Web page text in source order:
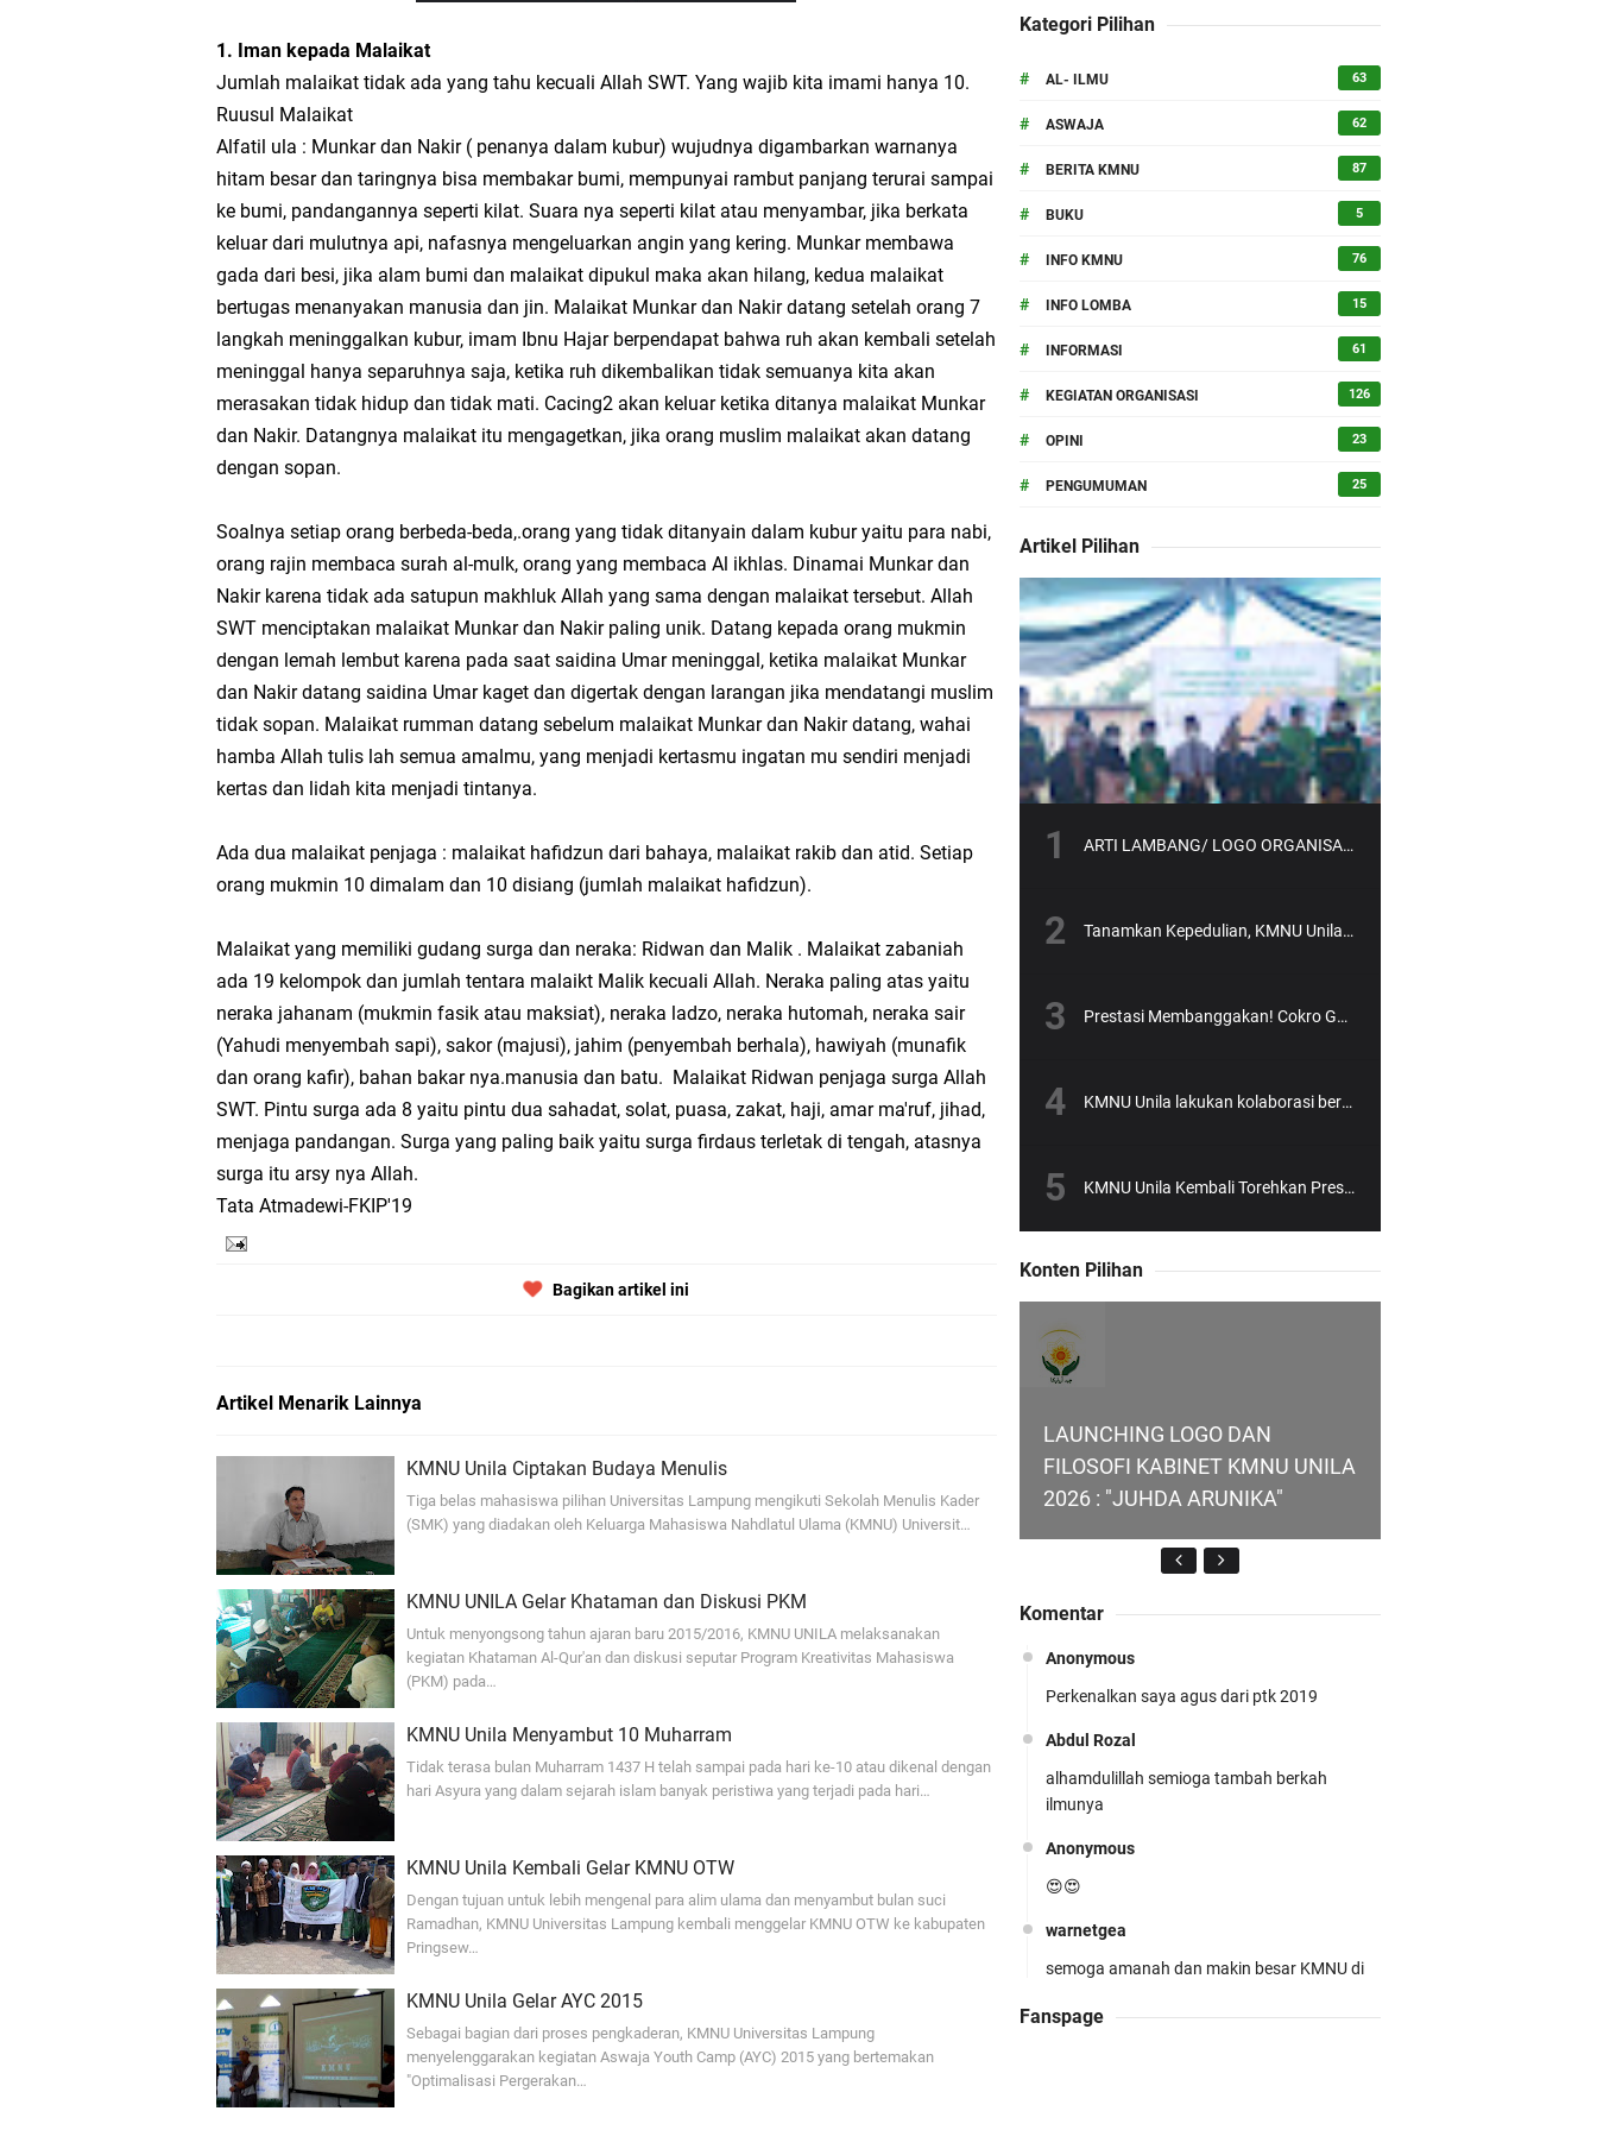
Pesan Abah Kiai Aziz Al-Aziziyah: Dekat dengan Ulama Kunci Utama Meraih Berkah Ilmu
Jaga Keimanan dan Keistiqomahan, Ini Pesan Gus Yahya untuk Mahasiswa
KMNU Unila Kembali Torehkan Prestasi di PMW !!
1. Iman kepada Malaikat
Jumlah malaikat tidak ada yang tahu kecuali Allah SWT. Yang wajib kita imami hanya 10.
Ruusul Malaikat
Alfatil ula : Munkar dan Nakir ( penanya dalam kubur) wujudnya digambarkan warnanya
hitam besar dan taringnya bisa membakar bumi, mempunyai rambut panjang terurai sampai
ke bumi, pandangannya seperti kilat. Suara nya seperti kilat atau menyambar, jika berkata
keluar dari mulutnya api, nafasnya mengeluarkan angin yang kering. Munkar membawa
gada dari besi, jika alam bumi dan malaikat dipukul maka akan hilang, kedua malaikat
bertugas menanyakan manusia dan jin. Malaikat Munkar dan Nakir datang setelah orang 7
langkah meninggalkan kubur, imam Ibnu Hajar berpendapat bahwa ruh akan kembali setelah
meninggal hanya separuhnya saja, ketika ruh dikembalikan tidak semuanya kita akan
merasakan tidak hidup dan tidak mati. Cacing2 akan keluar ketika ditanya malaikat Munkar
dan Nakir. Datangnya malaikat itu mengagetkan, jika orang muslim malaikat akan datang
dengan sopan.
Soalnya setiap orang berbeda-beda,.orang yang tidak ditanyain dalam kubur yaitu para nabi,
orang rajin membaca surah al-mulk, orang yang membaca Al ikhlas. Dinamai Munkar dan
Nakir karena tidak ada satupun makhluk Allah yang sama dengan malaikat tersebut. Allah
SWT menciptakan malaikat Munkar dan Nakir paling unik. Datang kepada orang mukmin
dengan lemah lembut karena pada saat saidina Umar meninggal, ketika malaikat Munkar
dan Nakir datang saidina Umar kaget dan digertak dengan larangan jika mendatangi muslim
tidak sopan. Malaikat rumman datang sebelum malaikat Munkar dan Nakir datang, wahai
hamba Allah tulis lah semua amalmu, yang menjadi kertasmu ingatan mu sendiri menjadi
kertas dan lidah kita menjadi tintanya.
Ada dua malaikat penjaga : malaikat hafidzun dari bahaya, malaikat rakib dan atid. Setiap
orang mukmin 10 dimalam dan 10 disiang (jumlah malaikat hafidzun).
Malaikat yang memiliki gudang surga dan neraka: Ridwan dan Malik . Malaikat zabaniah
ada 19 kelompok dan jumlah tentara malaikt Malik kecuali Allah. Neraka paling atas yaitu
neraka jahanam (mukmin fasik atau maksiat), neraka ladzo, neraka hutomah, neraka sair
(Yahudi menyembah sapi), sakor (majusi), jahim (penyembah berhala), hawiyah (munafik
dan orang kafir), bahan bakar nya.manusia dan batu. Malaikat Ridwan penjaga surga Allah
SWT. Pintu surga ada 8 yaitu pintu dua sahadat, solat, puasa, zakat, haji, amar ma'ruf, jihad,
menjaga pandangan. Surga yang paling baik yaitu surga firdaus terletak di tengah, atasnya
surga itu arsy nya Allah.
Tata Atmadewi-FKIP'19
Bagikan artikel ini
Artikel Menarik Lainnya
KMNU Unila Ciptakan Budaya Menulis
Tiga belas mahasiswa pilihan Universitas Lampung mengikuti Sekolah Menulis Kader
(SMK) yang diadakan oleh Keluarga Mahasiswa Nahdlatul Ulama (KMNU) Universit…
KMNU UNILA Gelar Khataman dan Diskusi PKM
Untuk menyongsong tahun ajaran baru 2015/2016, KMNU UNILA melaksanakan
kegiatan Khataman Al-Qur'an dan diskusi seputar Program Kreativitas Mahasiswa
(PKM) pada…
KMNU Unila Menyambut 10 Muharram
Tidak terasa bulan Muharram 1437 H telah sampai pada hari ke-10 atau dikenal dengan
hari Asyura yang dalam sejarah islam banyak peristiwa yang terjadi pada hari…
KMNU Unila Kembali Gelar KMNU OTW
Dengan tujuan untuk lebih mengenal para alim ulama dan menyambut bulan suci
Ramadhan, KMNU Universitas Lampung kembali menggelar KMNU OTW ke kabupaten
Pringsew…
KMNU Unila Gelar AYC 2015
Sebagai bagian dari proses pengkaderan, KMNU Universitas Lampung
menyelenggarakan kegiatan Aswaja Youth Camp (AYC) 2015 yang bertemakan
"Optimalisasi Pergerakan…
Kategori Pilihan
# AL- ILMU 63
# ASWAJA 62
# BERITA KMNU 87
# BUKU 5
# INFO KMNU 76
# INFO LOMBA 15
# INFORMASI 61
# KEGIATAN ORGANISASI 126
# OPINI 23
# PENGUMUMAN 25
Artikel Pilihan
ARTI LAMBANG/ LOGO ORGANISASI KMNU UNILA
Tanamkan Kepedulian, KMNU Unila Adakan Santunan Anak Yatim
Prestasi Membanggakan! Cokro Guruh Santoso Raih Emas Olimpiade Biologi Puskanas
KMNU Unila lakukan kolaborasi bersama KMNU UGM
KMNU Unila Kembali Torehkan Prestasi di PMW !!
Konten Pilihan
LAUNCHING LOGO DAN
FILOSOFI KABINET KMNU UNILA
2026 : "JUHDA ARUNIKA"
KMNU Unila Kembali Torehkan
Prestasi di PMW !!
Guruh Santoso Raih Emas
Olimpiade Biologi Puskanas
Komentar
Anonymous
Perkenalkan saya agus dari ptk 2019
Abdul Rozal
alhamdulillah semioga tambah berkah
ilmunya
Anonymous
😍😍
warnetgea
semoga amanah dan makin besar KMNU di
Fanspage